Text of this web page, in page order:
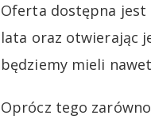
Oferta dostępna jest
lata oraz otwierając
będziemy mieli nawet
Oprócz tego